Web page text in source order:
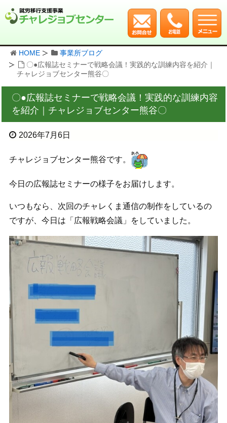
HOME
事業所ブログ
〇●広報誌セミナーで戦略会議！実践的な訓練内容を紹介｜
チャレジョブセンター熊谷〇
〇●広報誌セミナーで戦略会議！実践的な訓練内容
を紹介｜チャレジョブセンター熊谷〇
2026年7月6日
チャレジョブセンター熊谷です。
今日の広報誌セミナーの様子をお届けします。
いつもなら、次回のチャレくま通信の制作をしているの
ですが、今日は「広報戦略会議」をしていました。